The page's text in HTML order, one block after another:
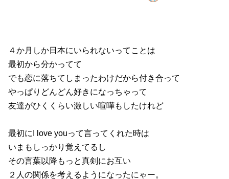
４か月しか日本にいられないってことは
最初から分かってて
でも恋に落ちてしまったわけだから付き合って
やっぱりどんどん好きになっちゃって
友達がひくくらい激しい喧嘩もしたけれど
最初にI love youって言ってくれた時は
いまもしっかり覚えてるし
その言葉以降もっと真剣にお互い
２人の関係を考えるようになったにゃー。